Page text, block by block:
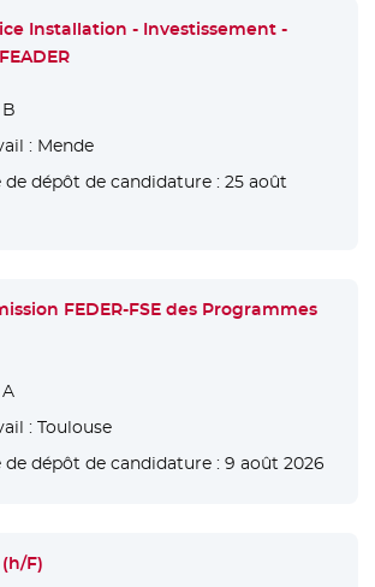
Installation - Investissement -
B
: Mende
dépôt de candidature : 25 août
FEDER-FSE des Programmes
A
: Toulouse
dépôt de candidature : 9 août 2026
F)